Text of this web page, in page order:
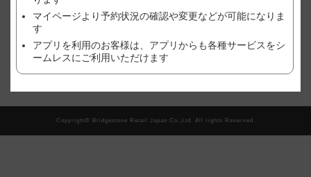
翌日以降の予約をご希望の方はこちら
マイページより予約状況の確認や変更などが可能になりま
す
アプリを利用のお客様は、アプリからも各種サービスをシ
ームレスにご利用いただけます
Copyright© Bridgestone Retail Japan Co.,Ltd. All rights Reserved.